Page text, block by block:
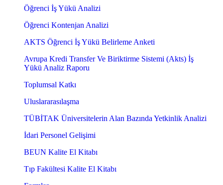
Öğrenci İş Yükü Analizi
Öğrenci Kontenjan Analizi
AKTS Öğrenci İş Yükü Belirleme Anketi
Avrupa Kredi Transfer Ve Biriktirme Sistemi (Akts) İş
Yükü Analiz Raporu
Toplumsal Katkı
Uluslararasılaşma
TÜBİTAK Üniversitelerin Alan Bazında Yetkinlik Analizi
İdari Personel Gelişimi
BEUN Kalite El Kitabı
Tıp Fakültesi Kalite El Kitabı